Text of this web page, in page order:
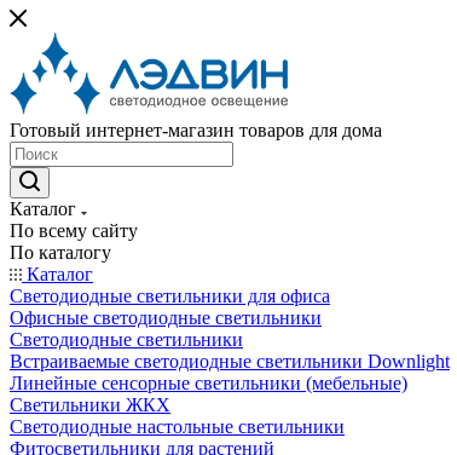
Готовый интернет-магазин товаров для дома
Каталог
По всему сайту
По каталогу
Каталог
Светодиодные светильники для офиса
Офисные светодиодные светильники
Светодиодные светильники
Встраиваемые светодиодные светильники Downlight
Линейные сенсорные светильники (мебельные)
Светильники ЖКХ
Светодиодные настольные светильники
Фитосветильники для растений